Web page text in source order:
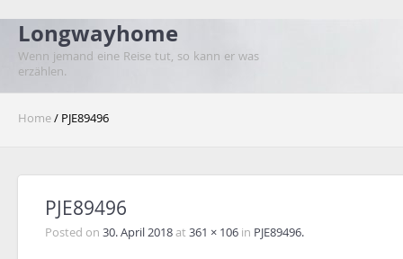
Longwayhome
Wenn jemand eine Reise tut, so kann er was
erzählen.
Home/ PJE89496
PJE89496
Posted on 30. April 2018at 361 × 106 in PJE89496.